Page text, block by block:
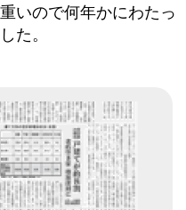
いので何年かにわたっ
た。